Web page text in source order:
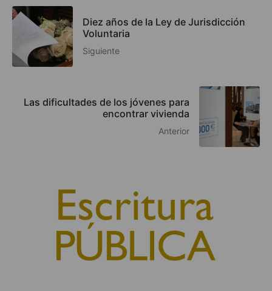
Diez años de la Ley de Jurisdicción
Voluntaria
Siguiente
Las dificultades de los jóvenes para
encontrar vivienda
Anterior